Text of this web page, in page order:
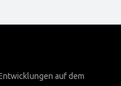
auf dem